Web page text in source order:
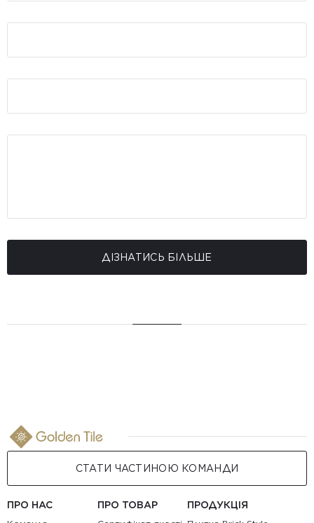
ДІЗНАТИСЬ БІЛЬШЕ
СТАТИ ЧАСТИНОЮ КОМАНДИ
ПРО НАС ПРО ТОВАР ПРОДУКЦІЯ